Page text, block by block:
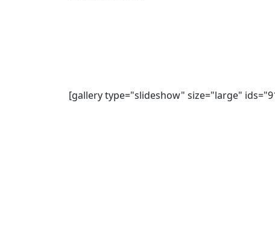
[gallery type="slideshow" size="large"